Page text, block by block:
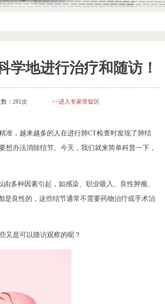
学地进行治疗和随访！
：281次 >>进入专家答疑区
准，越来越多的人在进行肺CT检查时发现了肺结
办法消除结节。今天，我们就来简单科普一下，
多种因素引起，如感染、职业吸入、良性肿瘤、
是良性的，这些结节通常不需要药物治疗或手术治
又是可以随访观察的呢？